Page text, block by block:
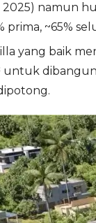
namun
prima, ~65%
yang baik
untuk